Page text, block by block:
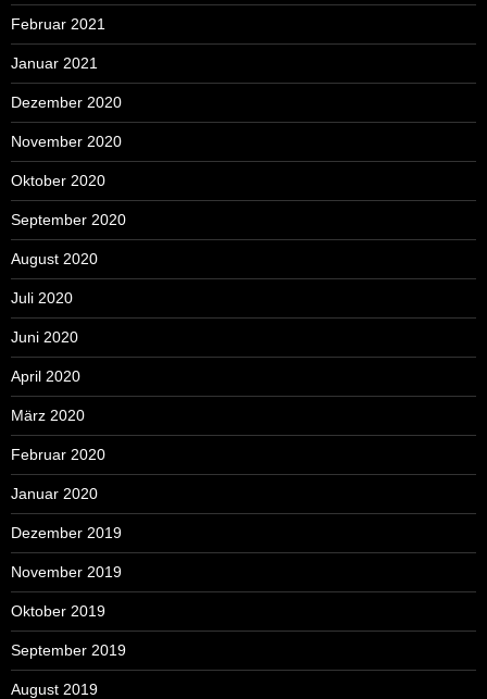
Februar 2021
Januar 2021
Dezember 2020
November 2020
Oktober 2020
September 2020
August 2020
Juli 2020
Juni 2020
April 2020
März 2020
Februar 2020
Januar 2020
Dezember 2019
November 2019
Oktober 2019
September 2019
August 2019